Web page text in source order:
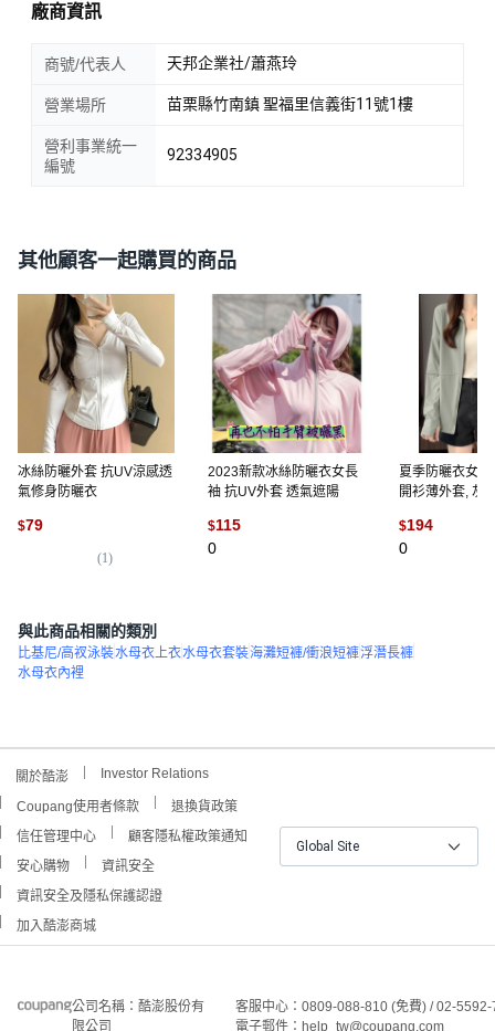
廠商資訊
商號/代表人 天邦企業社/蕭燕玲
營業場所 苗栗縣竹南鎮 聖福里信義街11號1樓
營利事業統一
編號
92334905
其他顧客一起購買的商品
冰絲防曬外套 抗UV涼感透
氣修身防曬衣
$79
(1)
2023新款冰絲防曬衣女長
袖 抗UV外套 透氣遮陽
$115
0
夏季防曬衣女
開衫薄外套, 灰
$194
0
與此商品相關的類別
比基尼/高衩泳裝水母衣上衣水母衣套裝海灘短褲/衝浪短褲浮潛長褲
水母衣內裡
關於酷澎 Investor Relations
Coupang使用者條款
退換貨政策
信任管理中心
顧客隱私權政策通知
安心購物
資訊安全
資訊安全及隱私保護認證
加入酷澎商城
Global Site
公司名稱：酷澎股份有
限公司
客服中心：0809-088-810 (免費) / 02-
電子郵件：help_tw@coupang.com